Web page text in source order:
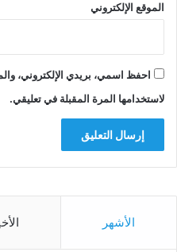
الموقع الإلكتروني
احفظ اسمي، بريدي الإلكتروني،
لاستخدامها المرة المقبلة في تعليقي.
الأشهر